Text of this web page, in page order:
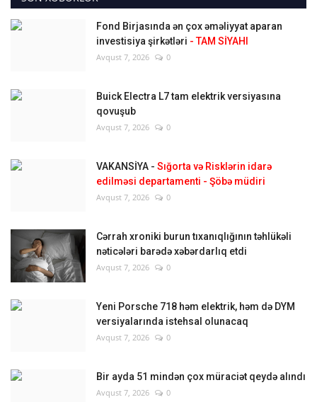
Fond Birjasında ən çox əməliyyat aparan
investisiya şirkətləri - TAM SİYAHI
Avqust 7, 2026 0
Buick Electra L7 tam elektrik versiyasına
qovuşub
Avqust 7, 2026 0
VAKANSİYA - Sığorta və Risklərin idarə
edilməsi departamenti - Şöbə müdiri
Avqust 7, 2026 0
Cərrah xroniki burun tıxanıqlığının təhlükəli
nəticələri barədə xəbərdarlıq etdi
Avqust 7, 2026 0
Yeni Porsche 718 həm elektrik, həm də DYM
versiyalarında istehsal olunacaq
Avqust 7, 2026 0
Bir ayda 51 mindən çox müraciət qeydə alındı
Avqust 7, 2026 0